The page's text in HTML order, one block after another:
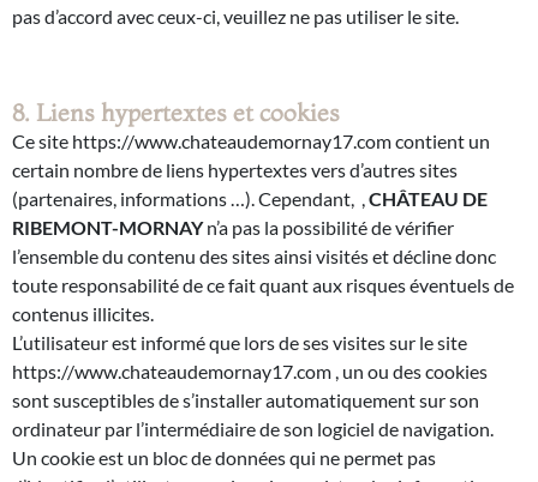
pas d’accord avec ceux-ci, veuillez ne pas utiliser le site.
8. Liens hypertextes et cookies
Ce site https://www.chateaudemornay17.com contient un
certain nombre de liens hypertextes vers d’autres sites
(partenaires, informations …). Cependant, , CHÂTEAU DE
RIBEMONT-MORNAYn’a pas la possibilité de vérifier
l’ensemble du contenu des sites ainsi visités et décline donc
toute responsabilité de ce fait quant aux risques éventuels de
contenus illicites.
L’utilisateur est informé que lors de ses visites sur le site
https://www.chateaudemornay17.com , un ou des cookies
sont susceptibles de s’installer automatiquement sur son
ordinateur par l’intermédiaire de son logiciel de navigation.
Un cookie est un bloc de données qui ne permet pas